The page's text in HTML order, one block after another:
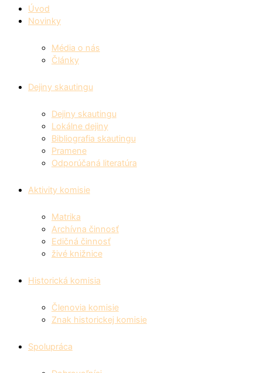
Úvod
Novinky
Média o nás
Články
Dejiny skautingu
Dejiny skautingu
Lokálne dejiny
Bibliografia skautingu
Pramene
Odporúčaná literatúra
Aktivity komisie
Matrika
Archívna činnosť
Edičná činnosť
živé knižnice
Historická komisia
Členovia komisie
Znak historickej komisie
Spolupráca